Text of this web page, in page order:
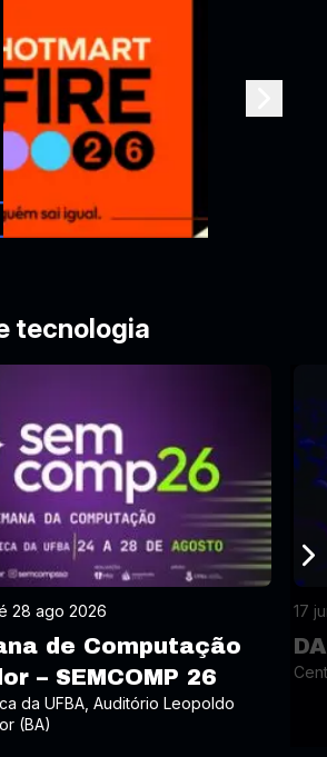
tecnologia
28 ago 2026
de Computação
– SEMCOMP 26
da UFBA, Auditório Leopoldo
(BA)
17